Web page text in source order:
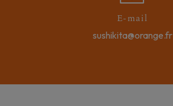
E-mail
sushikita@orange.fr